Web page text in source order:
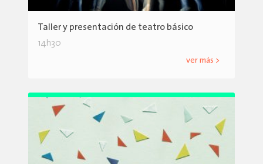
Taller y presentación de teatro básico
14h30
ver más >